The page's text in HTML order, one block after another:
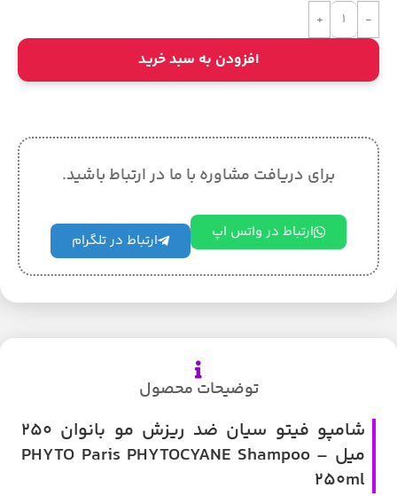
افزودن به سبد خرید
برای دریافت مشاوره با ما در ارتباط باشید.
ارتباط در واتس اپ ارتباط در تلگرام
توضیحات محصول
شامپو فیتو سیان ضد ریزش مو بانوان 250
میل – PHYTO Paris PHYTOCYANE Shampoo
250ml